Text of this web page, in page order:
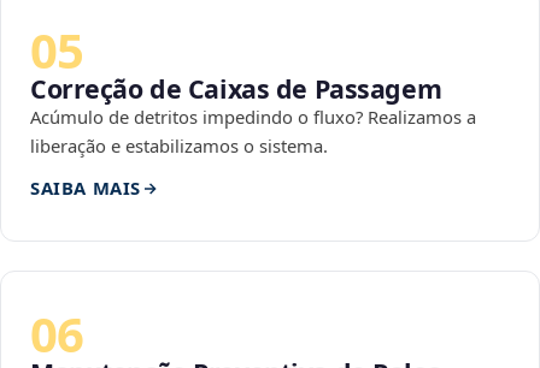
05
Correção de Caixas de Passagem
Acúmulo de detritos impedindo o fluxo? Realizamos a
liberação e estabilizamos o sistema.
SAIBA MAIS
06